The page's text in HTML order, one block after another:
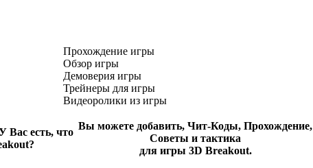
Прохождение игры
Обзор игры
Демоверия игры
Трейнеры для игры
Видеоролики из игры
Вас есть, что
Вы можете добавить, Чит-Коды, Прохождение,
Советы и тактика
для игры 3D Breakout.